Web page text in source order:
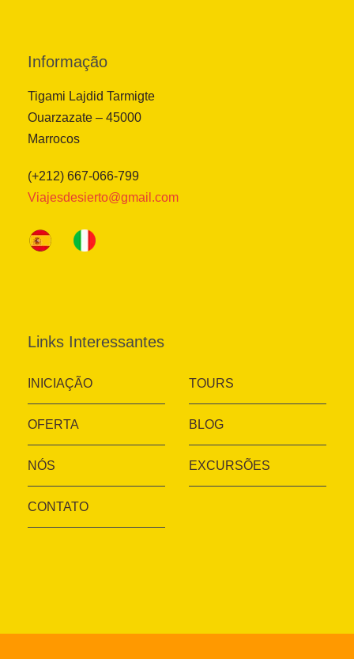
Informação
Tigami Lajdid Tarmigte
Ouarzazate – 45000
Marrocos
(+212) 667-066-799
Viajesdesierto@gmail.com
Links Interessantes
INICIAÇÃO TOURS
OFERTA BLOG
NÓS EXCURSÕES
CONTATO